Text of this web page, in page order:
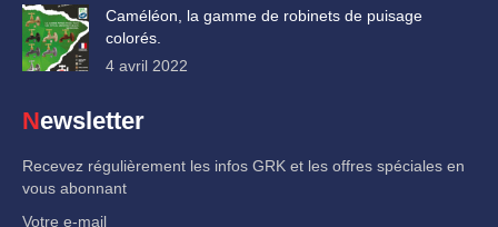
Caméléon, la gamme de robinets de puisage
colorés.
4 avril 2022
Newsletter
Recevez régulièrement les infos GRK et les offres spéciales en
vous abonnant
Votre e-mail